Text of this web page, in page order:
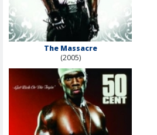
The Massacre
(2005)